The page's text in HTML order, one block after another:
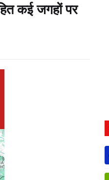
कई जगहों पर